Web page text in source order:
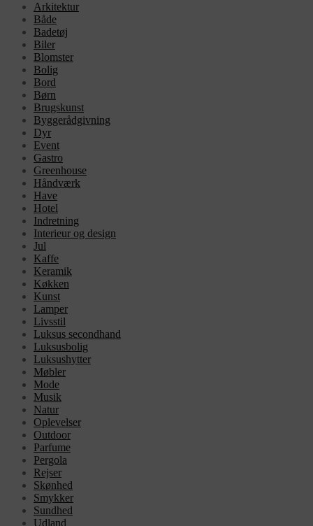
Arkitektur
Både
Badetøj
Biler
Blomster
Bolig
Bord
Børn
Brugskunst
Byggerådgivning
Dyr
Event
Gastro
Greenhouse
Håndværk
Have
Hotel
Indretning
Interieur og design
Jul
Kaffe
Keramik
Køkken
Kunst
Lamper
Livsstil
Luksus secondhand
Luksusbolig
Luksushytter
Møbler
Mode
Musik
Natur
Oplevelser
Outdoor
Parfume
Pergola
Rejser
Skønhed
Smykker
Sundhed
Udland